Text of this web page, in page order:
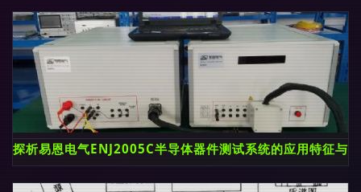
探析易恩电气ENJ2005C半导体器件测试系统的应用特征与